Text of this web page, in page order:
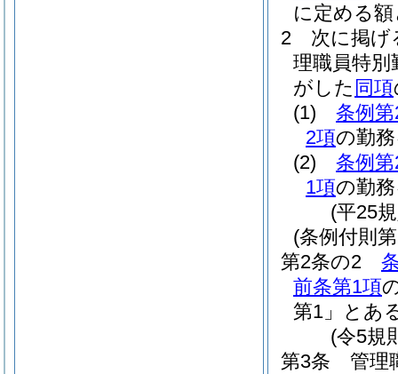
に定める
2
次に掲げ
理職員特
がした 同項
(1)
条例
2項の勤
(2)
条例
1項の勤
(平25
(条例付則
第2条の2
前条第1項
第1」とあ
(令5規
第3条
管理